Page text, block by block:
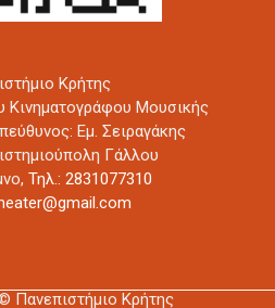
Κρήτης
Κινηματογράφου Μουσικής
Εμ. Σειραγάκης
Γάλλου
Τηλ.: 2831077310
Πανεπιστήμιο Κρήτης